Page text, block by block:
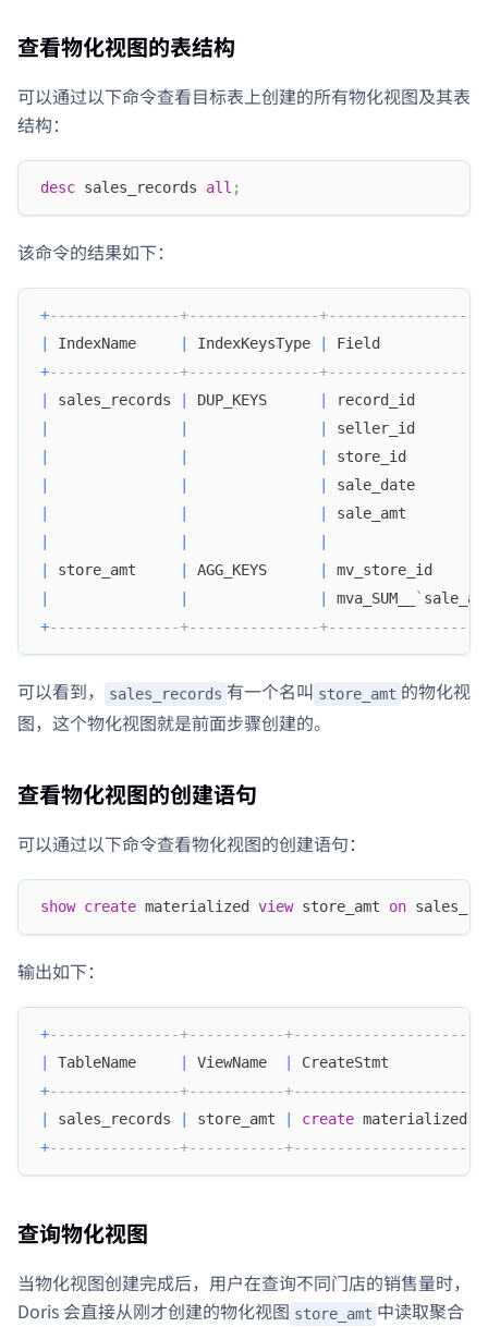
查看物化视图的表结构
可以通过以下命令查看目标表上创建的所有物化视图及其表
结构：
desc sales_records all ;
该命令的结果如下：
+---------------+---------------
IndexName IndexKeysType
+---------------+---------------
sales_records DUP_KEYS
store_amt AGG_KEYS
mva_SUM__ `
+---------------+---------------
可以看到， sales_records 有一个名叫 store_amt 的物化视
图，这个物化视图就是前面步骤创建的。
查看物化视图的创建语句
可以通过以下命令查看物化视图的创建语句：
show create materialized view store_amt on
输出如下：
+---------------+-----------
TableName ViewName
+---------------+-----------
sales_records store_amt create materialized
+---------------+-----------
查询物化视图
当物化视图创建完成后，用户在查询不同门店的销售量时，
Doris 会直接从刚才创建的物化视图 store_amt 中读取聚合